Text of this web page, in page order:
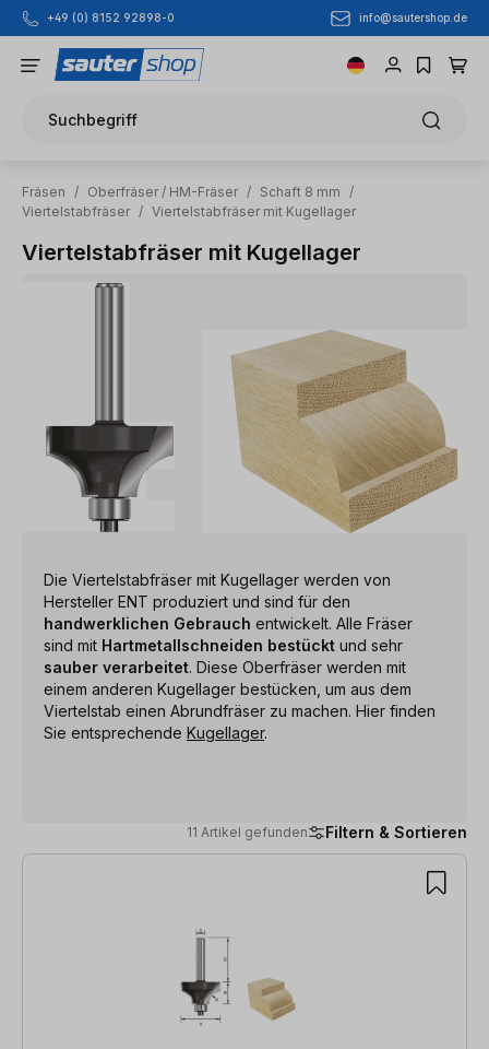
Zum Hauptinhalt springen
+49 (0) 8152 92898-0 info@sautershop.de
Suchbegriff
Fräsen / Oberfräser / HM-Fräser / Schaft 8 mm
/
Viertelstabfräser / Viertelstabfräser mit Kugellager
Viertelstabfräser mit Kugellager
Die Viertelstabfräser mit Kugellager werden von
Hersteller ENT produziert und sind für den
handwerklichen Gebrauch entwickelt. Alle Fräser
sind mit Hartmetallschneiden bestückt und sehr
sauber verarbeitet. Diese Oberfräser werden mit
einem anderen Kugellager bestücken, um aus dem
Viertelstab einen Abrundfräser zu machen. Hier finden
Sie entsprechende Kugellager.
11 Artikel gefunden Filtern & Sortieren
11 Artikel gefunden